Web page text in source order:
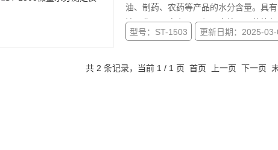
油、制药、农药等产品的水分含量。具
油、化工、电力、环保、高校、医药等部
型号：ST-1503 更新日期：2025-03-
共 2 条记录，当前 1 / 1 页 首页 上一页 下一页